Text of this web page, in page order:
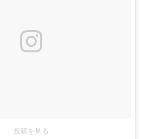
投稿を見る